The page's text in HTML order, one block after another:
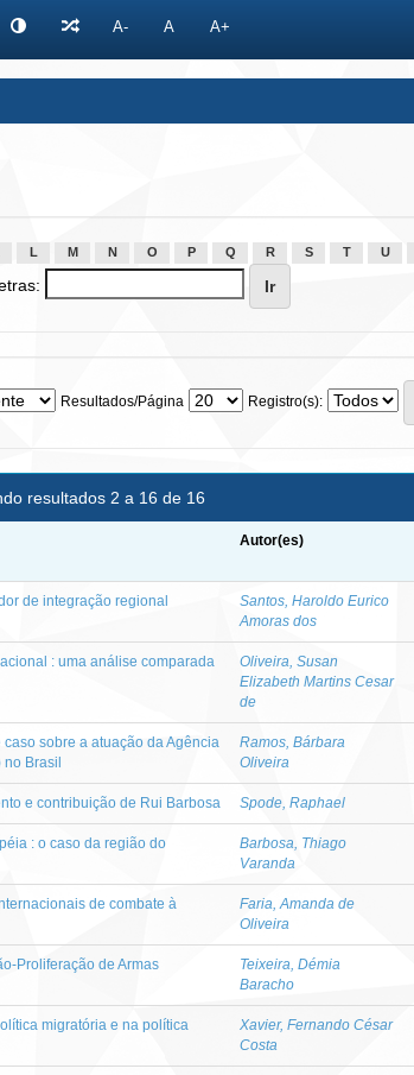
A- A A+
L M N O P Q R S T U
Resultados/Página Registro(s):
resultados 2 a 16 de 16
Autor(es)
de integração regional
Santos, Haroldo Eurico
Amoras dos
: uma análise comparada
Oliveira, Susan
Elizabeth Martins Cesar
de
sobre a atuação da Agência
no Brasil
Ramos, Bárbara
Oliveira
e contribuição de Rui Barbosa Spode, Raphael
: o caso da região do
Barbosa, Thiago
Varanda
de combate à
Faria, Amanda de
Oliveira
Proliferação de Armas
Teixeira, Démia
Baracho
migratória e na política
Xavier, Fernando César
Costa